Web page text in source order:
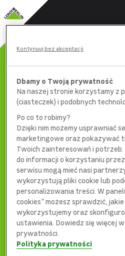
Dbamy o Twoją prywatność
Na naszej stronie korzystamy z
(ciasteczek) i podobnych
Po co to robimy?
Dzięki nim możemy usprawniać
marketingowe oraz pokazywać
Twoich zainteresowań i
do informacji o korzystaniu
serwisu mogą mieć nasi
wykorzystują pliki cookie lub
personalizowania treści. W
cookies” możesz sprawdzić,
wykorzystujemy oraz
ustawienia. Dowiedz się więcej
prywatności.
Polityka prywatności
Kontynuuj bez akceptacji